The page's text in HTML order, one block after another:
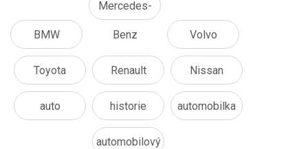
BMW
Mercedes-
Benz Volvo
Toyota Renault Nissan
auto historie automobilka
automobilový